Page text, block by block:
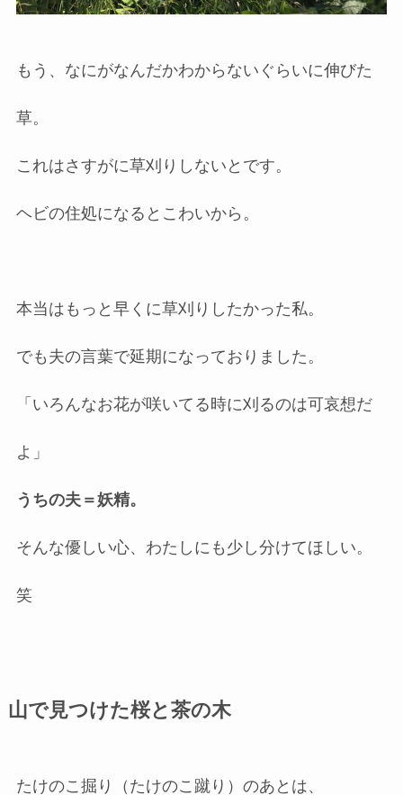
もう、なにがなんだかわからないぐらいに伸びた
草。
これはさすがに草刈りしないとです。
ヘビの住処になるとこわいから。
本当はもっと早くに草刈りしたかった私。
でも夫の言葉で延期になっておりました。
「いろんなお花が咲いてる時に刈るのは可哀想だ
よ」
うちの夫＝妖精。
そんな優しい心、わたしにも少し分けてほしい。
笑
山で見つけた桜と茶の木
たけのこ掘り（たけのこ蹴り）のあとは、